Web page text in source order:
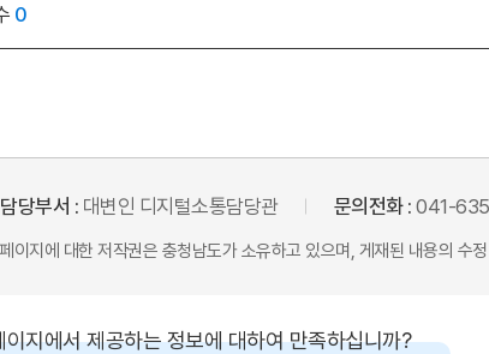
0
담당부서 : 대변인 디지털소통담당관 문의전화 :041-
이지에 대한 저작권은 충청남도가 소유하고 있으며, 게재된 내용의 수
이지에서 제공하는 정보에 대하여 만족하십니까?